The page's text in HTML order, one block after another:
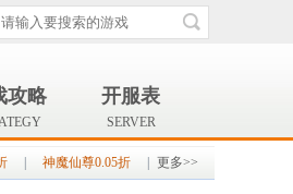
攻略 开服表
SERVER
神魔仙尊0.05折 更多>>